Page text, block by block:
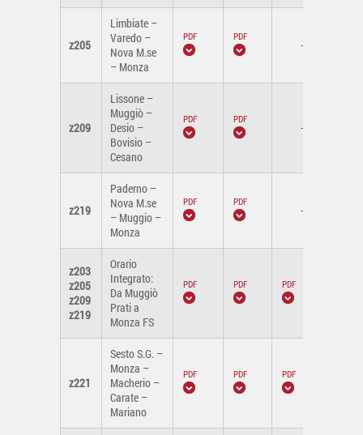
z205
Limbiate –
Varedo –
Nova M.se
– Monza
-
z209
Lissone –
Muggiò –
Desio –
Bovisio –
Cesano
-
z219
Paderno –
Nova M.se
– Muggio –
Monza
-
z203
z205
z209
z219
Orario
Integrato:
Da Muggiò
Prati a
Monza FS
z221
Sesto S.G. –
Monza –
Macherio –
Carate –
Mariano